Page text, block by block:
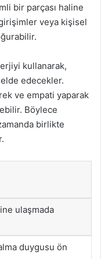
bir parçası haline
veya kişisel
kullanarak,
edecekler.
ve empati yaparak
Böylece
birlikte
ulaşmada
duygusu ön